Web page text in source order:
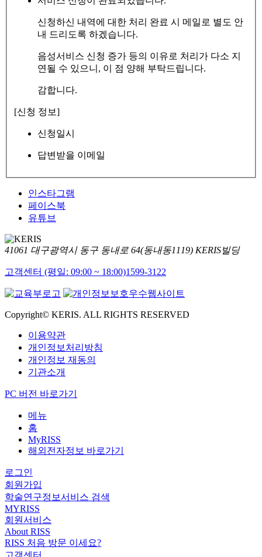
신청하신 내역에 대한 처리 완료 시 메일로 별도 안
내 드리도록 하겠습니다.
음성서비스 신청 증가 등의 이유로 처리가 다소 지
연될 수 있으니, 이 점 양해 부탁드립니다.
감합니다.
[신청 정보]
신청일시
답변받을 이메일
인스타그램
페이스북
유튜브
41061 대구광역시 동구 동내로 64(동내동1119) KERIS빌딩
고객센터 (평일: 09:00 ~ 18:00)1599-3122
Copyright© KERIS. ALL RIGHTS RESERVED
이용약관
개인정보처리방침
개인정보 재동의
기관소개
PC 버전 바로가기
메뉴
홈
MyRISS
해외전자정보 바로가기
로그인
회원가입
학술연구정보서비스 검색
MYRISS
회원서비스
About RISS
RISS 처음 방문 이세요?
고객센터